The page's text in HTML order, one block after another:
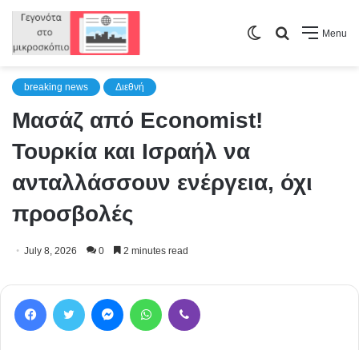
Menu
Search
Switch
breaking news Διεθνή
Μασάζ από Economist!
Τουρκία και Ισραήλ να
ανταλλάσσουν ενέργεια, όχι
προσβολές
July 8, 2026 0 2 minutes read